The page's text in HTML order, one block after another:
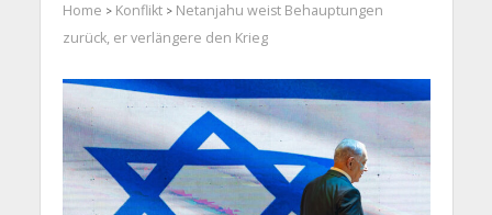
Home > Konflikt> Netanjahu weist Behauptungen
zurück, er verlängere den Krieg